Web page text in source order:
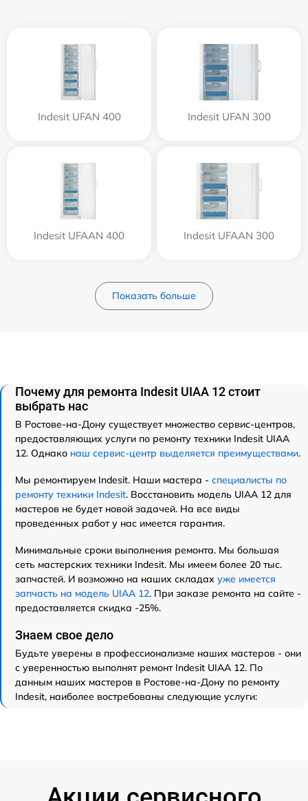
Indesit UFAN 400 Indesit UFAN 300
Indesit UFAAN 400 Indesit UFAAN 300
Показать больше
Почему для ремонта Indesit UIAA 12 стоит
выбрать нас
В Ростове-на-Дону существует множество сервис-центров,
предоставляющих услуги по ремонту техники Indesit UIAA
12. Однако наш сервис-центр выделяется преимуществами.
Мы ремонтируем Indesit. Наши мастера - специалисты по
ремонту техники Indesit. Восстановить модель UIAA 12 для
мастеров не будет новой задачей. На все виды
проведенных работ у нас имеется гарантия.
Минимальные сроки выполнения ремонта. Мы большая
сеть мастерских техники Indesit. Мы имеем более 20 тыс.
запчастей. И возможно на наших складах уже имеется
запчасть на модель UIAA 12. При заказе ремонта на сайте -
предоставляется скидка -25%.
Знаем свое дело
Будьте уверены в профессионализме наших мастеров - они
с уверенностью выполнят ремонт Indesit UIAA 12. По
данным наших мастеров в Ростове-на-Дону по ремонту
Indesit, наиболее востребованы следующие услуги: